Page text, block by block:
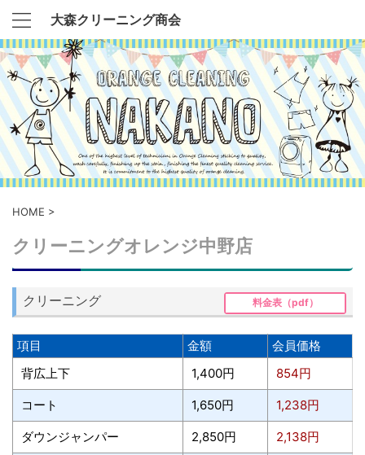
大森クリーニング商会
HOME >
クリーニングオレンジ中野店
クリーニング 料金表（pdf）
項目 金額
会員価格
背広上下
1,400円 854円
コート 1,650円 1,238円
ダウンジャンパー 2,850円 2,138円